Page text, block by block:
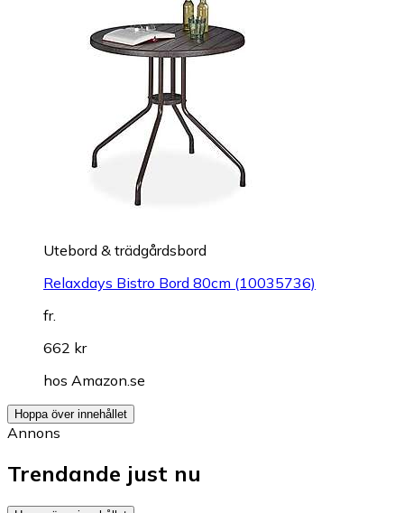
Utebord & trädgårdsbord
Relaxdays Bistro Bord 80cm (10035736)
fr.
662 kr
hos Amazon.se
Hoppa över innehållet
Annons
Trendande just nu